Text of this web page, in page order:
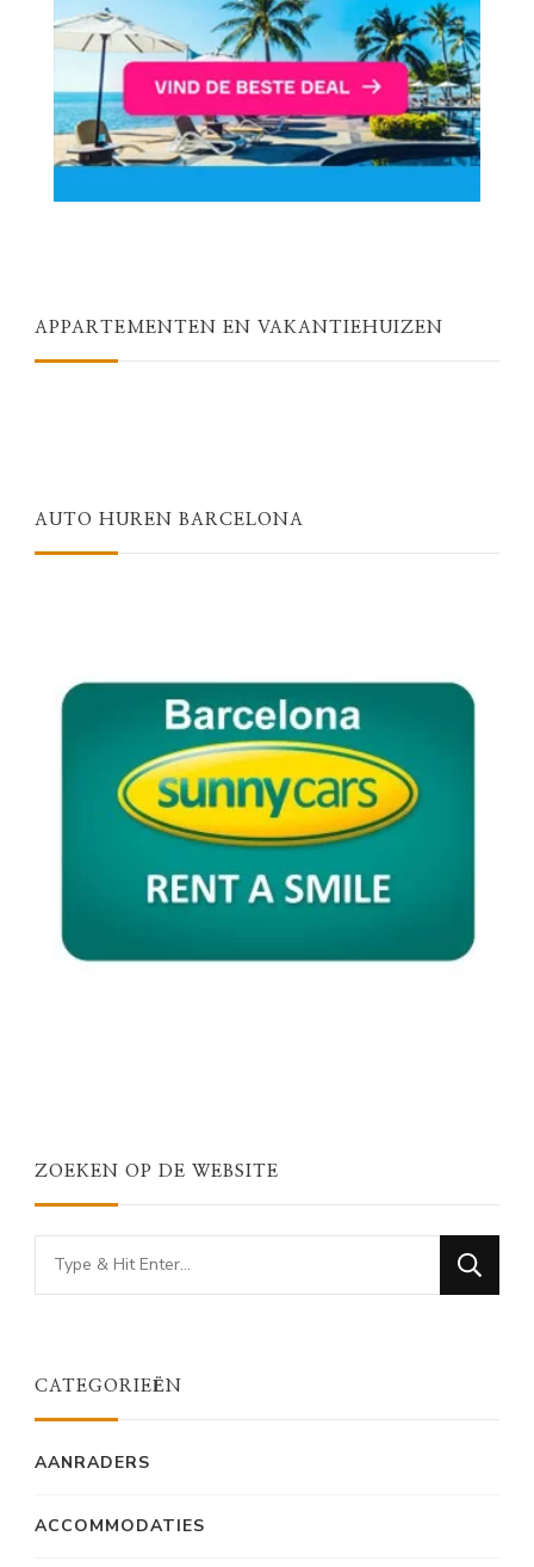
APPARTEMENTEN EN VAKANTIEHUIZEN
AUTO HUREN BARCELONA
ZOEKEN OP DE WEBSITE
Looking
for
CATEGORIEËN
AANRADERS
ACCOMMODATIES